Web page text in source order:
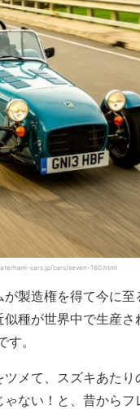
cars.jp/cars/seven-160.html
製造権を得て今に至
種が世界中で生産
。
メて、スズキあた
ない！と、昔から